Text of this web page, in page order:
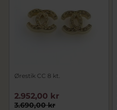
Ørestik CC 8 kt.
3.690,00 kr
2.952,00 kr